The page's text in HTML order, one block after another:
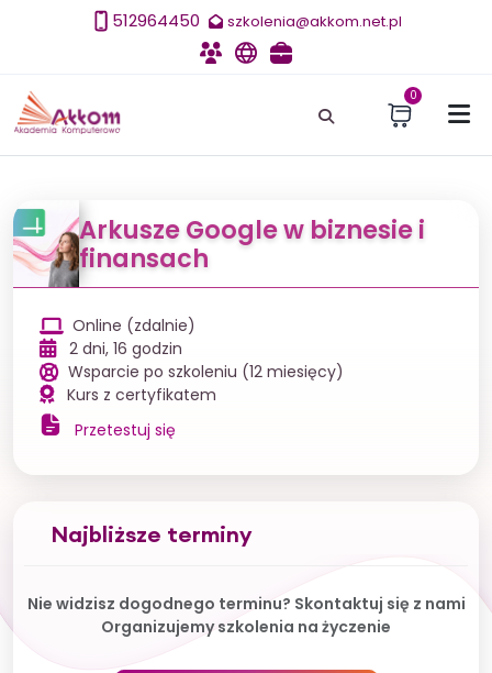
512964450 szkolenia@akkom.net.pl
SzkoleniaE-learningSzkolenia dla firm
0
Arkusze Google w biznesie i
finansach
Online (zdalnie)
2 dni, 16 godzin
Wsparcie po szkoleniu (12 miesięcy)
Kurs z certyfikatem
Przetestuj się
Najbliższe terminy
Nie widzisz dogodnego terminu? Skontaktuj się z nami
Organizujemy szkolenia na życzenie